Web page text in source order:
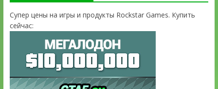
Супер цены на игры и продукты Rockstar Games. Купить
сейчас: